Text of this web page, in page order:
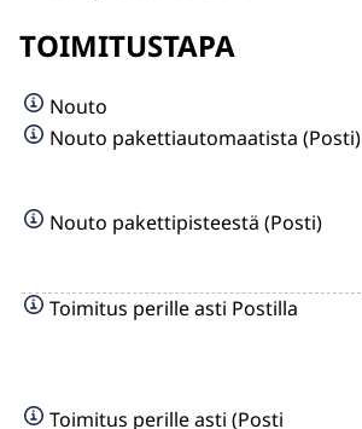
TOIMITUSTAPA
Nouto
Nouto pakettiautomaatista (Posti)
Nouto pakettipisteestä (Posti)
Toimitus perille asti Postilla
Toimitus perille asti (Posti